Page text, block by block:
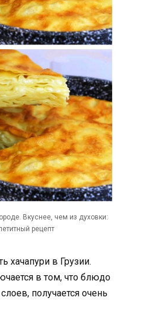
Вкуснее, чем из духовки:
рецепт
хачапури в Грузии.
в том, что блюдо
получается очень